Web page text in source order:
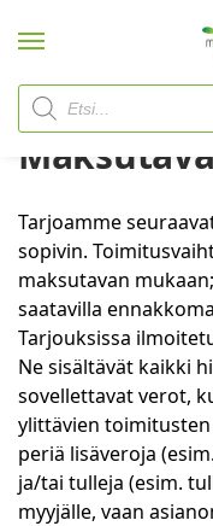
Etusivu / Maksutavat
Tarjoamme
sopivin.
maksutavan
saatavilla
Tarjouksissa
Ne sisältävät kaikki
sovellettavat verot,
ylittävien
periä lisäveroja
ja/tai tulleja (esim.
myyjälle, vaan